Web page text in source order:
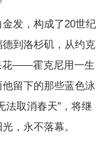
发，构成了20世纪
到洛杉矶，从约克
花——霍克尼用一生
留下的那些蓝色泳
法取消春天”，将继
，永不落幕。